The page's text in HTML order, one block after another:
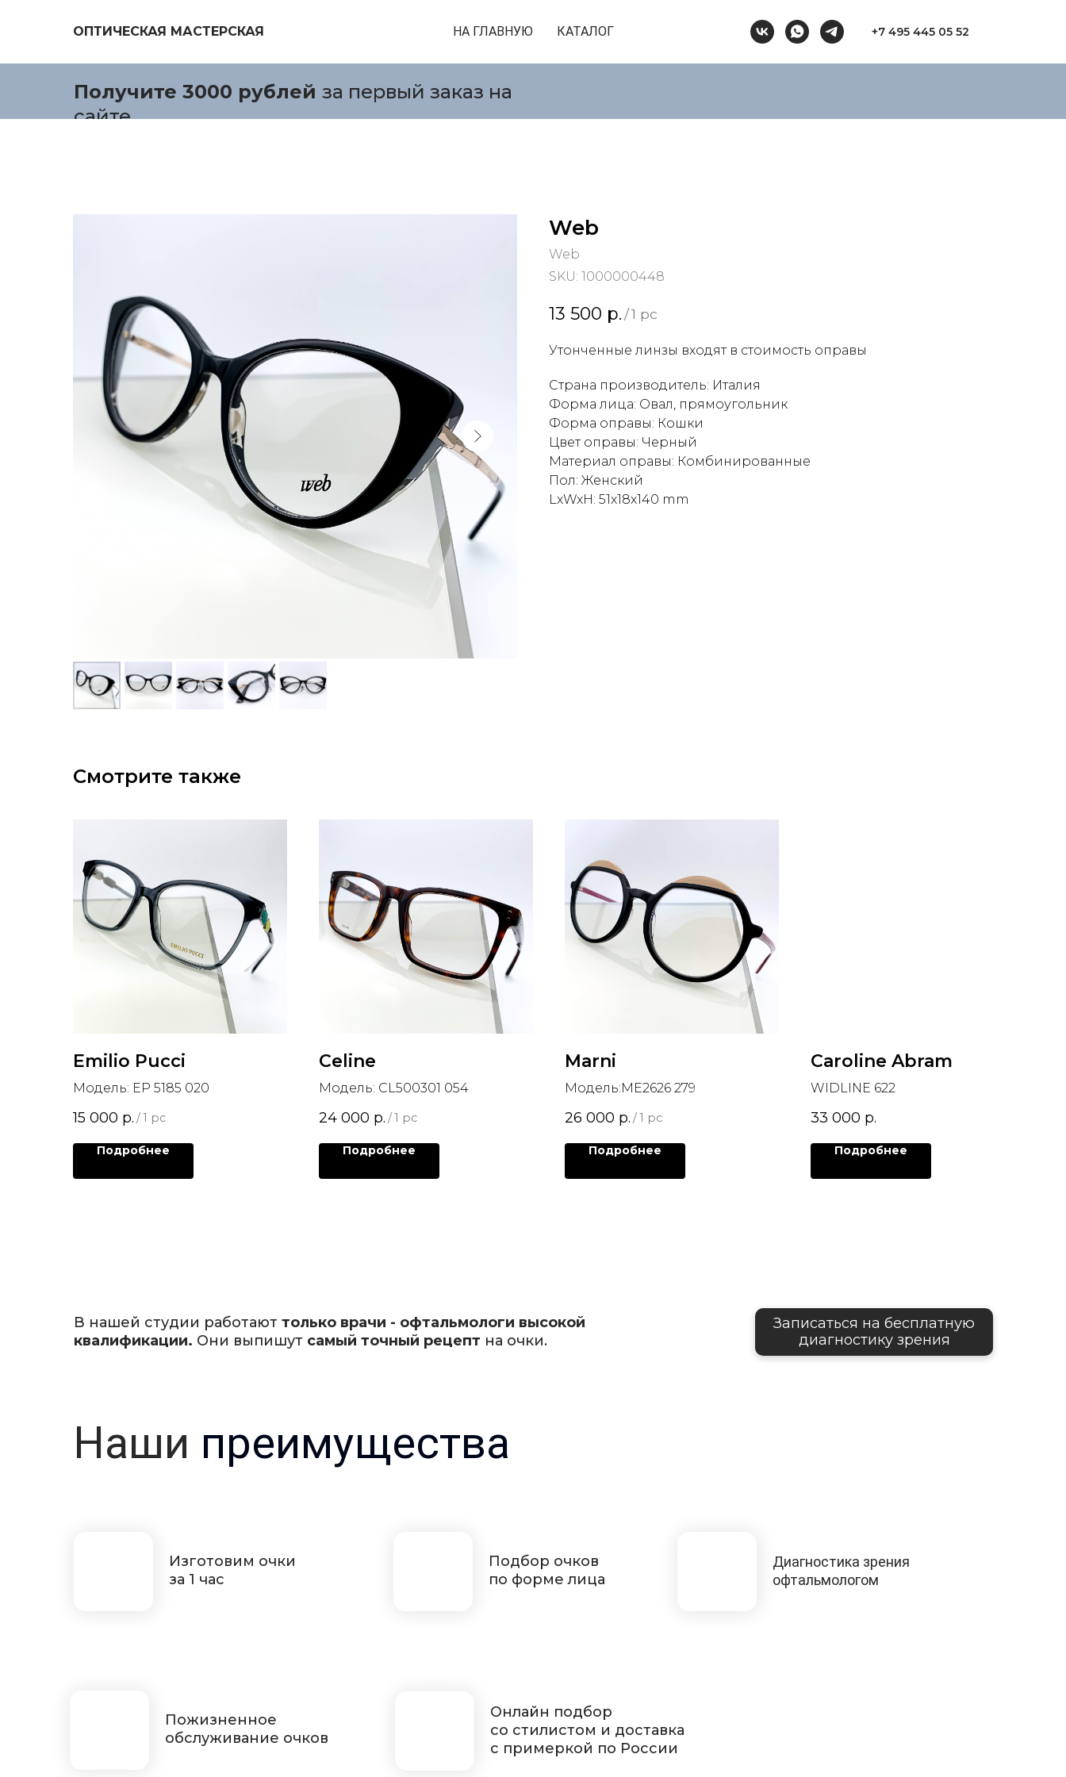
ОПТИЧЕСКАЯ МАСТЕРСКАЯ НА ГЛАВНУЮ КАТАЛОГ +7 495 445 05 52
Получите 3000 рублей за первый заказ на
сайте.
Web
Web
SKU: 1000000448
13 500 р. /1 pc
Утонченные линзы входят в стоимость оправы
Страна производитель: Италия
Форма лица: Овал, прямоугольник
Форма оправы: Кошки
Цвет оправы: Черный
Материал оправы: Комбинированные
Пол: Женский
LxWxH: 51x18x140 mm
Смотрите также
Emilio Pucci
Модель: EP 5185 020
15 000 р. /1 pc
Подробнее
Celine
Модель: CL500301 054
24 000 р. /1 pc
Подробнее
Marni
Модель:ME2626 279
26 000 р. /1 pc
Подробнее
Caroline Abram
WIDLINE 622
33 000 р.
Подробнее
В нашей студии работают только врачи - офтальмологи высокой
квалификации. Они выпишут самый точный рецепт на очки.
Записаться на бесплатную
диагностику зрения
Наши преимущества
Изготовим очки
за 1 час
Подбор очков
по форме лица
Пожизненное
обслуживание очков
Онлайн подбор
со стилистом и доставка
с примеркой по России
Диагностика зрения
офтальмологом